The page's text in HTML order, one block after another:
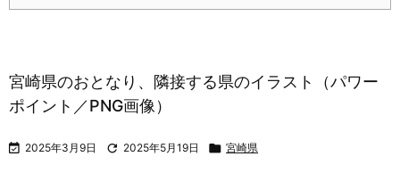
宮崎県のおとなり、隣接する県のイラスト（パワー
ポイント／PNG画像）
 2025年3月9日  2025年5月19日  宮崎県